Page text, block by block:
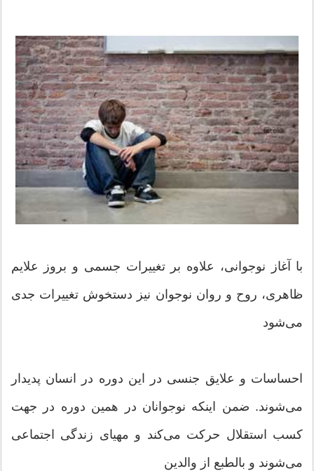
با آغاز نوجوانی، علاوه بر تغییرات جسمی و بروز علایم
ظاهری، روح و روان نوجوان نیز دستخوش تغییرات جدی
می‌شود
احساسات و علایق جنسی در این دوره در انسان پدیدار
می‌شوند. ضمن اینکه نوجوانان در همین دوره در جهت
کسب استقلال حرکت می‌کند و مهیای زندگی اجتماعی
می‌شوند و بالطبع از والدین